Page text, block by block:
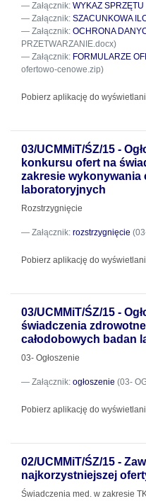
Załącznik: WYKAZ SPRZĘTU
Załącznik: SZACUNKOWA
Załącznik: OCHRONA
PRZETWARZANIE.docx)
Załącznik: FORMULARZE
ofertowo-cenowe.zip)
Pobierz aplikację do
03/UCMMiT/ŚZ/15 -
konkursu ofert na
zakresie wykonywania
laboratoryjnych
Rozstrzygnięcie
Załącznik: rozstrzygnięcie
Pobierz aplikację do
03/UCMMiT/ŚZ/15 -
świadczenia
całodobowych badan
03- Ogłoszenie
Załącznik: ogłoszenie (03-
Pobierz aplikację do
02/UCMMiT/ŚZ/15 -
najkorzystniejszej
Świadczenia med. w zakresie